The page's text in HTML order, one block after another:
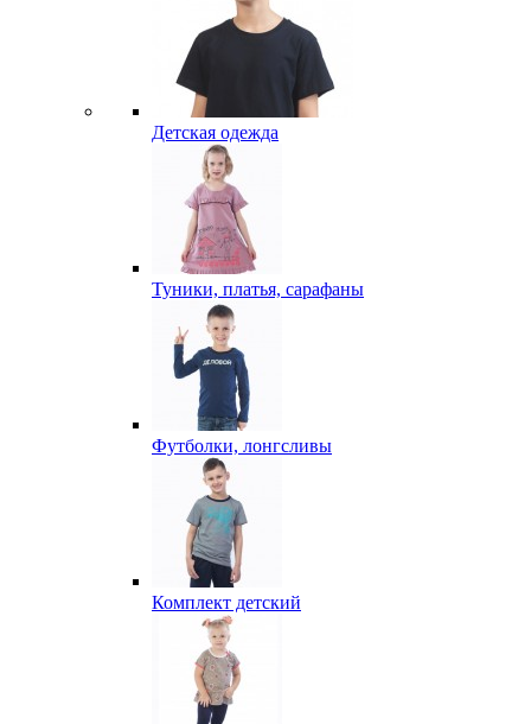
Детская одежда
Туники, платья, сарафаны
Футболки, лонгсливы
Комплект детский